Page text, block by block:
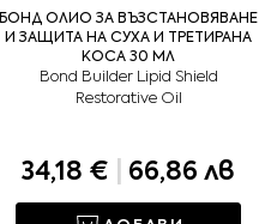
БОНД ОЛИО ЗА ВЪЗСТАНОВЯВАНЕ
И ЗАЩИТА НА СУХА И ТРЕТИРАНА
КОСА 30 МЛ
Bond Builder Lipid Shield
Restorative Oil
34,18 € 66,86 лв